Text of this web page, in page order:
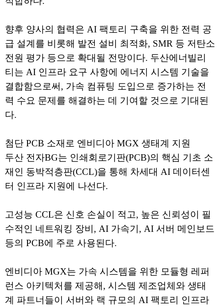
향후 양사의 협력은 AI 팩토리 구축을 위한 전력 공
급 설계를 비롯해 발전 설비 최적화, SMR 등 저탄소
전원 평가 등으로 확대될 전망이다. 두산에너빌리
티는 AI 인프라 요구 사항에 에너지 시스템 기술을
결합함으로써, 가속 컴퓨팅 도입으로 증가하는 전
력 수요 문제를 해결하는 데 기여할 것으로 기대된
다.
첨단 PCB 소재로 엔비디아 MGX 생태계 지원
두산 전자BG는 인쇄회로기판(PCB)의 핵심 기초 소
재인 동박적층판(CCL)을 통해 차세대 AI 데이터센
터 인프라 지원에 나선다.
고성능 CCL은 신호 손실이 적고, 높은 신뢰성이 필
수적인 네트워킹 장비, AI 가속기, AI 서버 메인보드
등의 PCB에 주로 사용된다.
엔비디아 MGX는 가속 시스템을 위한 모듈형 레퍼
런스 아키텍처를 제공해, 시스템 제조업체와 생태
계 파트너들이 서버와 랙 규모의 AI 팩토리 인프라